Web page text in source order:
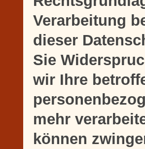
Verarbeitung
dieser
Sie
wir Ihre
mehr
können